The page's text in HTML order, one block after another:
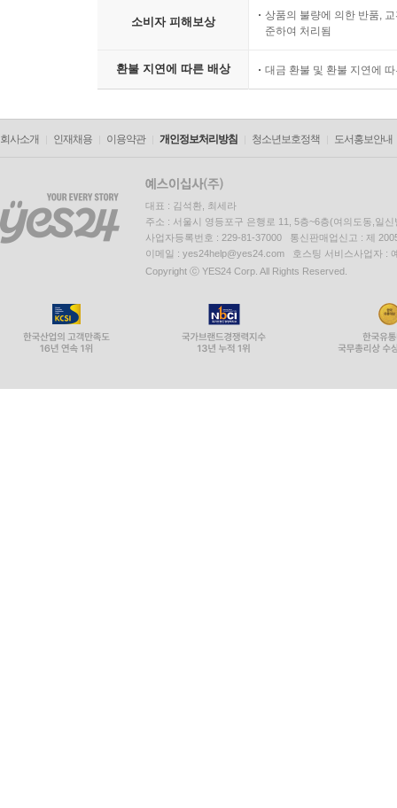
소비자 피해보상
상품의 불량에 의한 반품,
준하여 처리됨
환불 지연에 따른 배상 대금 환불 및 환불 지연에
회사소개 인재채용 이용약관 개인정보처리방침 청소년보호정책 도서홍보안내
대표 : 김석환, 최세라
주소 : 서울시 영등포구 은행로 11, 5층~6층(여의도동,일신
사업자등록번호 : 229-81-37000 통신판매업신고 : 제
이메일 : yes24help@yes24.com 호스팅 서비스사업자 :
Copyright ⓒ YES24 Corp. All Rights Reserved.